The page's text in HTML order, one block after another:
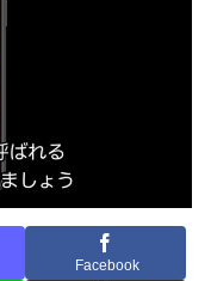
Facebook